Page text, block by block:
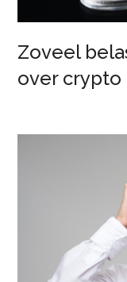
Zoveel
over crypto